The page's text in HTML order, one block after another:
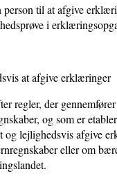
til at afgive
i
at afgive erklæringer
regler, der
og som er
og lejlighedsvis afgive
eller om